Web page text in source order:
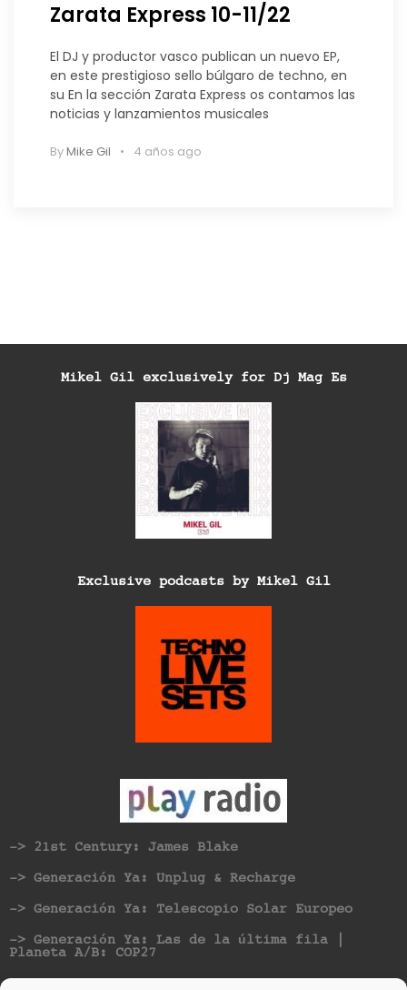
Zarata Express 10-11/22
El DJ y productor vasco publican un nuevo EP,
en este prestigioso sello búlgaro de techno, en
su En la sección Zarata Express os contamos las
noticias y lanzamientos musicales
ByMike Gil 4 años ago
Mikel Gil exclusively for Dj Mag Es
Exclusive podcasts by Mikel Gil
-> 21st Century: James Blake
-> Generación Ya: Unplug & Recharge
-> Generación Ya: Telescopio Solar Europeo
-> Generación Ya: Las de la última fila |
Planeta A/B: COP27